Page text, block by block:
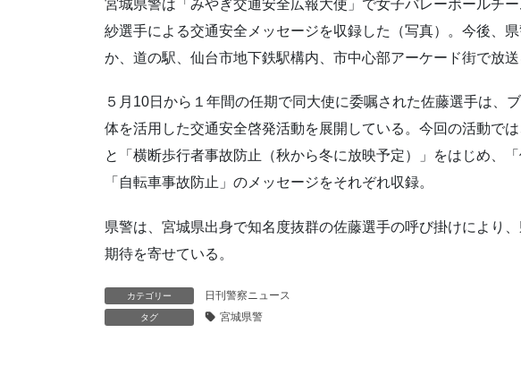
宮城県警は「みやぎ交通安全広報大使」で女子バレーボールチ
紗選手による交通安全メッセージを収録した（写真）。今後、
か、道の駅、仙台市地下鉄駅構内、市中心部アーケード街で放送
５月10日から１年間の任期で同大使に委嘱された佐藤選手は、
体を活用した交通安全啓発活動を展開している。今回の活動で
と「横断歩行者事故防止（秋から冬に放映予定）」をはじめ、
「自転車事故防止」のメッセージをそれぞれ収録。
県警は、宮城県出身で知名度抜群の佐藤選手の呼び掛けにより
期待を寄せている。
カテゴリー 日刊警察ニュース
タグ 宮城県警